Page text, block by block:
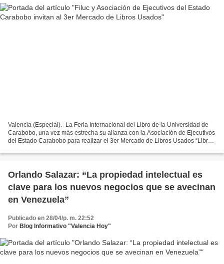
Valencia (Especial).- La Feria Internacional del Libro de la Universidad de
Carabobo, una vez más estrecha su alianza con la Asociación de Ejecutivos
del Estado Carabobo para realizar el 3er Mercado de Libros Usados “Libros
Orlando Salazar: “La propiedad intelectual es
clave para los nuevos negocios que se avecinan
en Venezuela”
Publicado en 28/04/p. m. 22:52
Por Blog Informativo "Valencia Hoy"